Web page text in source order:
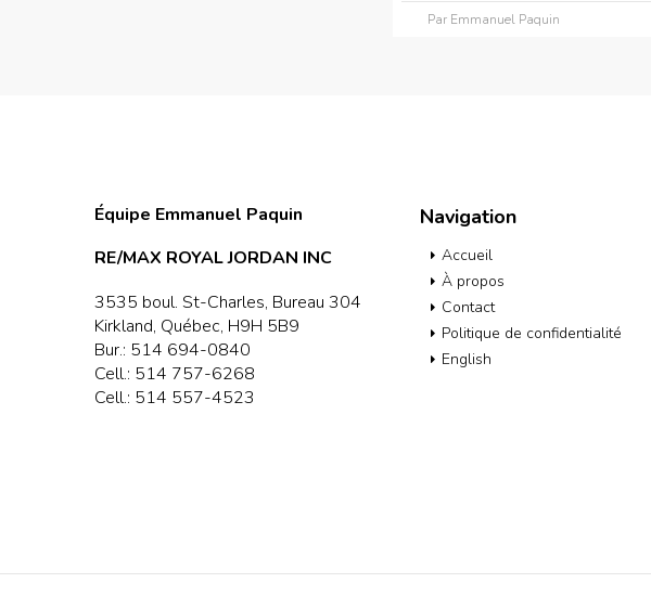
Par Emmanuel Paquin
Équipe Emmanuel Paquin
RE/MAX ROYAL JORDAN INC
3535 boul. St-Charles, Bureau 304
Kirkland, Québec, H9H 5B9
Bur.: 514 694-0840
Cell.: 514 757-6268
Cell.: 514 557-4523
Navigation
Accueil
À propos
Contact
Politique de confidentialité
English